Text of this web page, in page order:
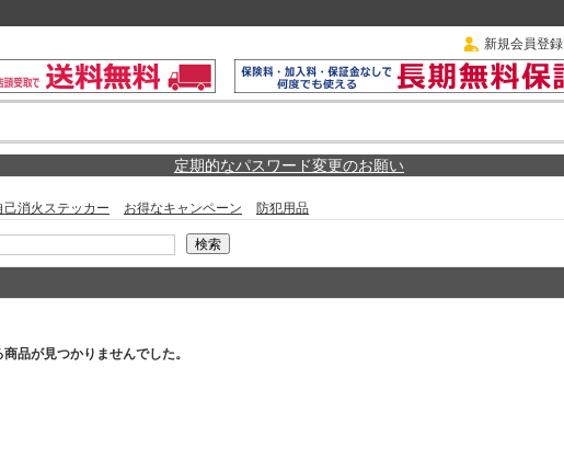
新規会員登録
定期的なパスワード変更のお願い
己消火ステッカー お得なキャンペーン 防犯用品
品が見つかりませんでした。